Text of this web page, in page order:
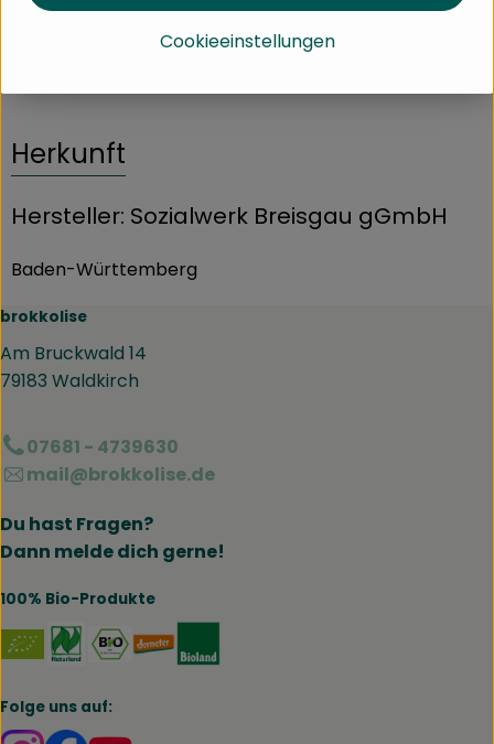
Produktinformationen
Herkunft
Hersteller: Sozialwerk Breisgau gGmbH
Baden-Württemberg
brokkolise
Am Bruckwald 14
79183 Waldkirch
07681 - 4739630
mail@brokkolise.de
Du hast Fragen?
Dann melde dich gerne!
100% Bio-Produkte
Externer Link zu https://www.naturland.de/de/
Externer Link zu https://www.bmel.de/
Folge uns auf:
Cookieeinstellungen